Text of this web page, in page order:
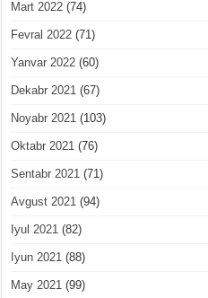
Mart 2022 (74)
Fevral 2022 (71)
Yanvar 2022 (60)
Dekabr 2021 (67)
Noyabr 2021 (103)
Oktabr 2021 (76)
Sentabr 2021 (71)
Avgust 2021 (94)
Iyul 2021 (82)
Iyun 2021 (88)
May 2021 (99)